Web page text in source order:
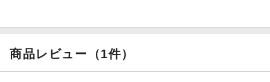
商品レビュー（1件）